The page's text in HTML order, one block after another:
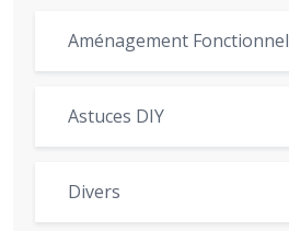
Aménagement Fonctionnel
Astuces DIY
Divers